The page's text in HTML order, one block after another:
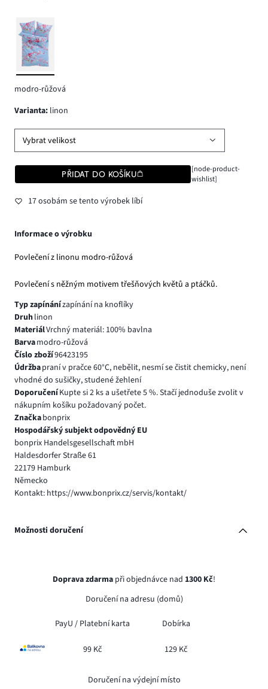
modro-růžová
varianta: linon
Vybrat velikost
PŘIDAT DO KOŠÍKU
[node-product-
wishlist]
17 osobám se tento výrobek líbí
Informace o výrobku
Povlečení z linonu modro-růžová
Povlečení s něžným motivem třešňových květů a ptáčků.
Typ zapínánízapínání na knoflíky
Druhlinon
MateriálVrchný materiál: 100% bavlna
Barvamodro-růžová
Číslo zboží96423195
Údržbapraní v pračce 60°C, nebělit, nesmí se čistit chemicky, není
vhodné do sušičky, studené žehlení
DoporučeníKupte si 2 ks a ušetřete 5 %. Stačí jednoduše zvolit v
nákupním košíku požadovaný počet.
Značkabonprix
Hospodářský subjekt odpovědný EU
bonprix Handelsgesellschaft mbH
Haldesdorfer Straße 61
22179 Hamburk
Německo
Kontakt: https://www.bonprix.cz/servis/kontakt/
Možnosti doručení
Doprava zdarma při objednávce nad 1300 Kč!
Doručení na adresu (domů)
PayU / Platební karta Dobírka
99 Kč 129 Kč
Doručení na výdejní místo